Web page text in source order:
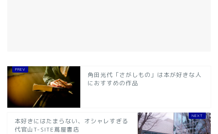
角田光代「さがしもの」は本が好きな人
におすすめの作品
本好きにはたまらない、オシャレすぎる
代官山T-SITE蔦屋書店